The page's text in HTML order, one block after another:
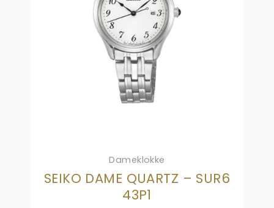
Dameklokke
SEIKO DAME QUARTZ – SUR6
43P1